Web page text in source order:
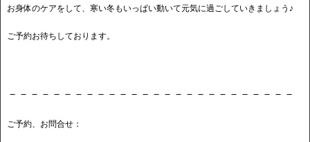
お身体のケアをして、寒い冬もいっぱい動いて元気に過ごしていきましょう♪
ご予約お待ちしております。
－－－－－－－－－－－－－－－－－－－－－－－－－－
ご予約、お問合せ：